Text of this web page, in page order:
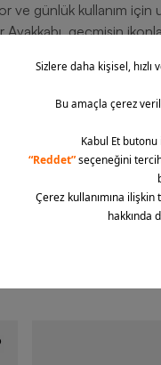
ve günlük kullanım için
geçmişin
efsanevi tasarım
Nike ayakkabı spor
modele
Tümünü